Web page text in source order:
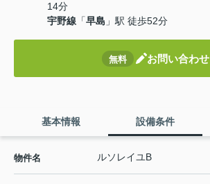
14分
宇野線 「早島 」駅 徒歩52分
無料 お問い合わせ
基本情報 設備条件
物件名 ルソレイユB